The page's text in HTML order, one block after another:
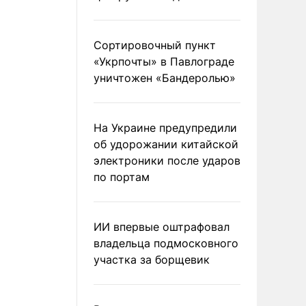
«Стыковка прошла ночью, это было требование наших
принято решение ставить центральную панель по холодному
Сортировочный пункт
«Укрпочты» в Павлограде
уничтожен «Бандеролью»
На Украине предупредили
об удорожании китайской
электроники после ударов
по портам
ИИ впервые оштрафовал
владельца подмосковного
участка за борщевик